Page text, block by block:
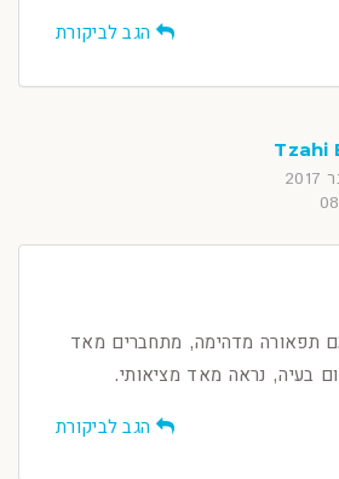
הגב לביקורת
Tzahi
תפאורה מדהימה, מתחברים מאד
בעיה, נראה מאד מציאותי.
הגב לביקורת